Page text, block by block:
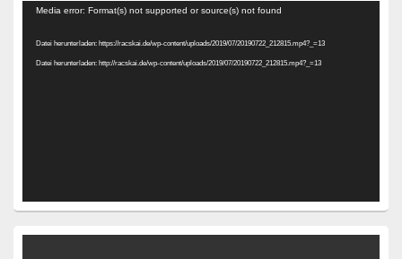
Video-
Media error: Format(s) not supported or source(s) not found
Datei herunterladen: https://racskai.de/wp-content/uploads/2019/07/20190722_212815.mp4?_=13
Datei herunterladen: http://racskai.de/wp-content/uploads/2019/07/20190722_212815.mp4?_=13